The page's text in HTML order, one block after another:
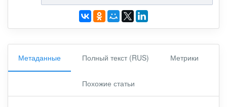
Метаданные Полный текст (RUS) Метрики
Похожие статьи